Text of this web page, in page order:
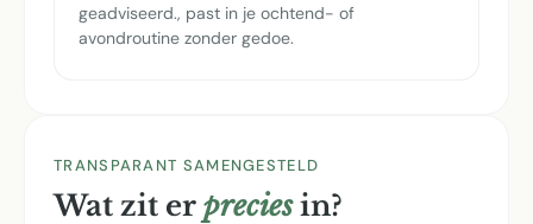
geadviseerd., past in je ochtend- of
avondroutine zonder gedoe.
TRANSPARANT SAMENGESTELD
Wat zit er preciesin?